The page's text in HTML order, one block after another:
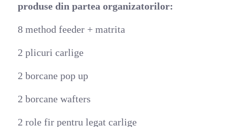
produse din partea organizatorilor:
8 method feeder + matrita
2 plicuri carlige
2 borcane pop up
2 borcane wafters
2 role fir pentru legat carlige